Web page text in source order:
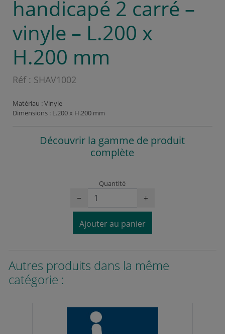
handicapé 2 carré –
vinyle – L.200 x
H.200 mm
Réf : SHAV1002
Matériau : Vinyle
Dimensions : L.200 x H.200 mm
Découvrir la gamme de produit
complète
Quantité
− +
Ajouter au panier
Autres produits dans la même
catégorie :